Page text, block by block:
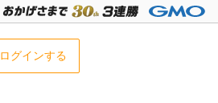
ログインする